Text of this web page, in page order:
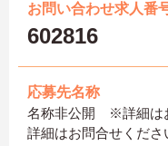
お問い合わせ求人番
602816
応募先名称
名称非公開 ※詳細は
詳細はお問合せくださ